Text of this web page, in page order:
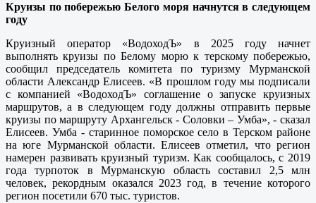
Круизы по побережью Белого моря начнутся в следующем
году
Круизный оператор «ВодоходЪ» в 2025 году начнет
выполнять круизы по Белому морю к терскому побережью,
сообщил председатель комитета по туризму Мурманской
области Александр Елисеев. «В прошлом году мы подписали
с компанией «ВодоходЪ» соглашение о запуске круизных
маршрутов, а в следующем году должны отправить первые
круизы по маршруту Архангельск - Соловки – Умба», - сказал
Елисеев. Умба - старинное поморское село в Терском районе
на юге Мурманской области. Елисеев отметил, что регион
намерен развивать круизный туризм. Как сообщалось, с 2019
года турпоток в Мурманскую область составил 2,5 млн
человек, рекордным оказался 2023 год, в течение которого
регион посетили 670 тыс. туристов.